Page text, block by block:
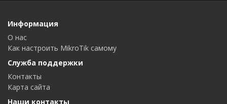
Информация
О нас
Как настроить MikroTik самому
Служба поддержки
Контакты
Карта сайта
Наши контакты